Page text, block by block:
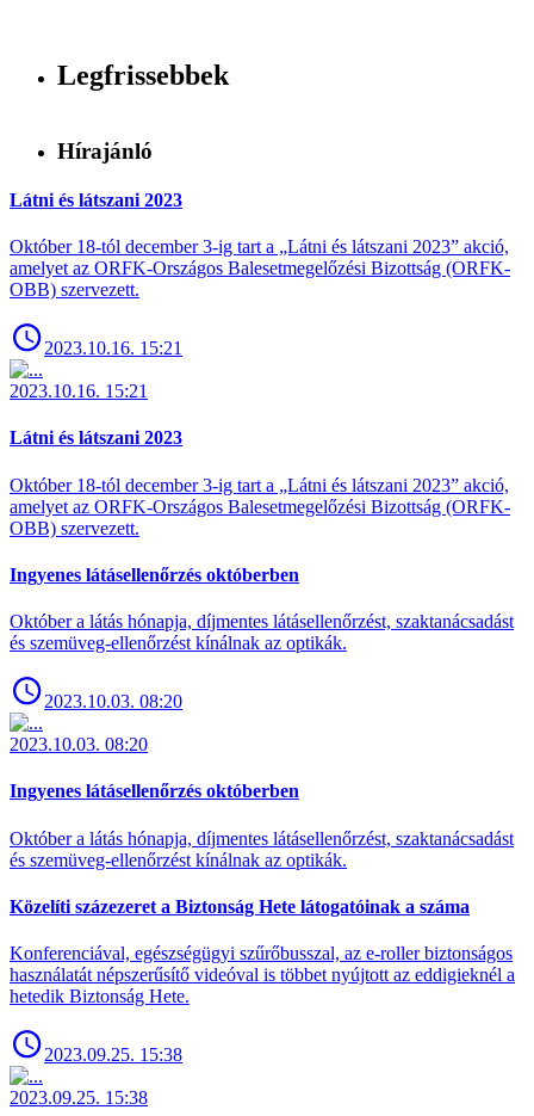
Legfrissebbek
Hírajánló
Látni és látszani 2023
Október 18-tól december 3-ig tart a „Látni és látszani 2023” akció,
amelyet az ORFK-Országos Balesetmegelőzési Bizottság (ORFK-
OBB) szervezett.
2023.10.16. 15:21
2023.10.16. 15:21
Látni és látszani 2023
Október 18-tól december 3-ig tart a „Látni és látszani 2023” akció,
amelyet az ORFK-Országos Balesetmegelőzési Bizottság (ORFK-
OBB) szervezett.
Ingyenes látásellenőrzés októberben
Október a látás hónapja, díjmentes látásellenőrzést, szaktanácsadást
és szemüveg-ellenőrzést kínálnak az optikák.
2023.10.03. 08:20
2023.10.03. 08:20
Ingyenes látásellenőrzés októberben
Október a látás hónapja, díjmentes látásellenőrzést, szaktanácsadást
és szemüveg-ellenőrzést kínálnak az optikák.
Közelíti százezeret a Biztonság Hete látogatóinak a száma
Konferenciával, egészségügyi szűrőbusszal, az e-roller biztonságos
használatát népszerűsítő videóval is többet nyújtott az eddigieknél a
hetedik Biztonság Hete.
2023.09.25. 15:38
2023.09.25. 15:38